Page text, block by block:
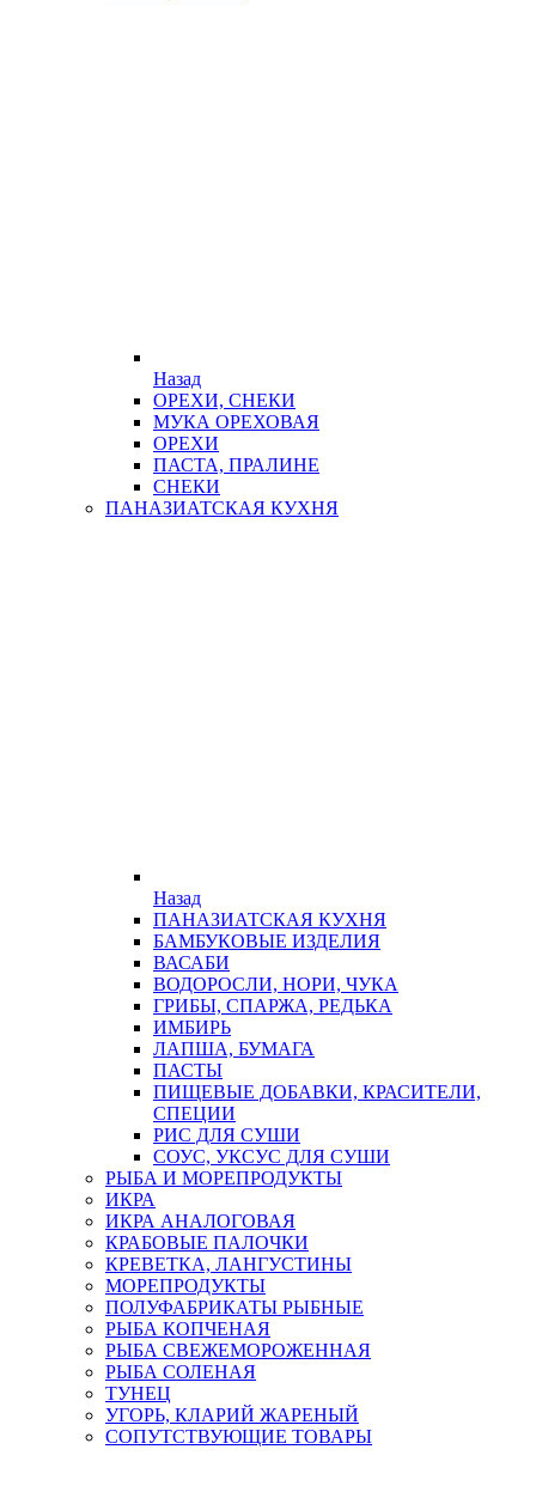
Назад
ОРЕХИ, СНЕКИ
МУКА ОРЕХОВАЯ
ОРЕХИ
ПАСТА, ПРАЛИНЕ
СНЕКИ
ПАНАЗИАТСКАЯ КУХНЯ
Назад
ПАНАЗИАТСКАЯ КУХНЯ
БАМБУКОВЫЕ ИЗДЕЛИЯ
ВАСАБИ
ВОДОРОСЛИ, НОРИ, ЧУКА
ГРИБЫ, СПАРЖА, РЕДЬКА
ИМБИРЬ
ЛАПША, БУМАГА
ПАСТЫ
ПИЩЕВЫЕ ДОБАВКИ, КРАСИТЕЛИ,
СПЕЦИИ
РИС ДЛЯ СУШИ
СОУС, УКСУС ДЛЯ СУШИ
РЫБА И МОРЕПРОДУКТЫ
ИКРА
ИКРА АНАЛОГОВАЯ
КРАБОВЫЕ ПАЛОЧКИ
КРЕВЕТКА, ЛАНГУСТИНЫ
МОРЕПРОДУКТЫ
ПОЛУФАБРИКАТЫ РЫБНЫЕ
РЫБА КОПЧЕНАЯ
РЫБА СВЕЖЕМОРОЖЕННАЯ
РЫБА СОЛЕНАЯ
ТУНЕЦ
УГОРЬ, КЛАРИЙ ЖАРЕНЫЙ
СОПУТСТВУЮЩИЕ ТОВАРЫ